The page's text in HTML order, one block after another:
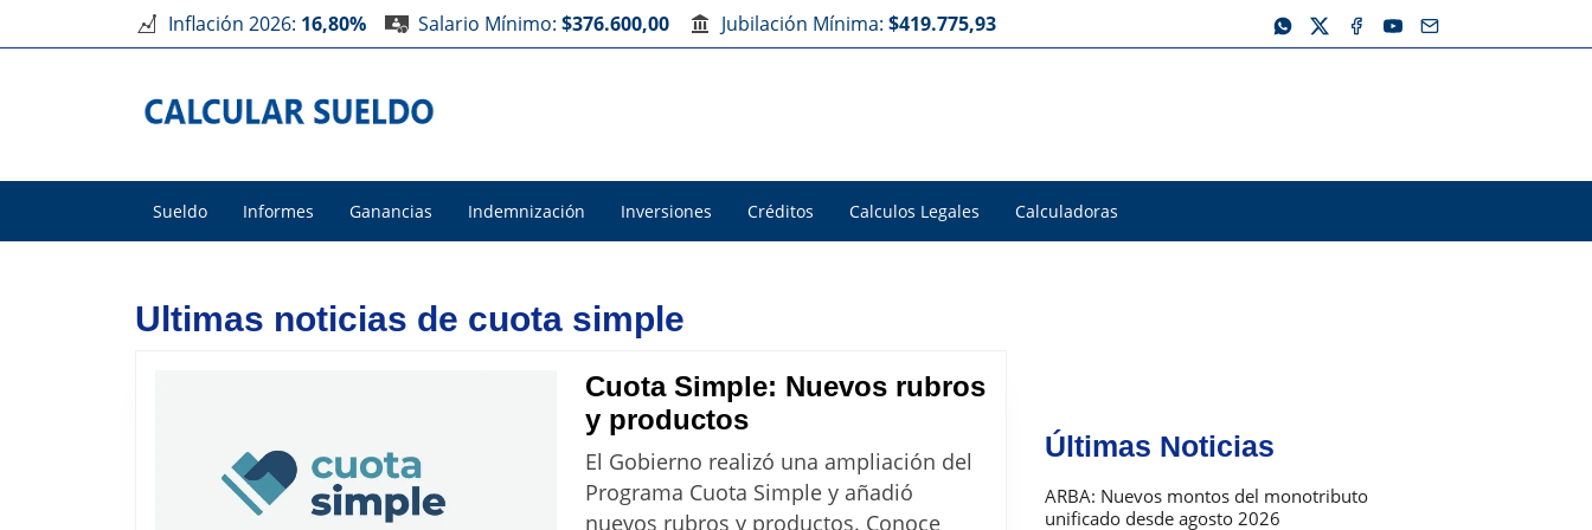
Inflación 2026: 16,80% Salario Mínimo: $376.600,00 Jubilación Mínima: $419.775,93
Sueldo Informes Ganancias Indemnización Inversiones Créditos Calculos Legales Calculadoras
Ultimas noticias de cuota simple
Cuota Simple: Nuevos rubros
y productosCuota
Simple:
Nuevos
rubros
El Gobierno realizó una ampliación del
Programa Cuota Simple y añadió
nuevos rubros y productos. Conoce
Últimas Noticias
ARBA: Nuevos montos del monotributo
unificado desde agosto 2026